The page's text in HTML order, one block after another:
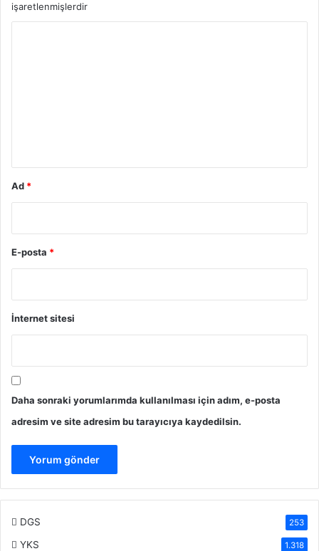
işaretlenmişlerdir
Ad *
E-posta *
İnternet sitesi
Daha sonraki yorumlarımda kullanılması için adım, e-posta
adresim ve site adresim bu tarayıcıya kaydedilsin.
DGS 253
YKS 1.318